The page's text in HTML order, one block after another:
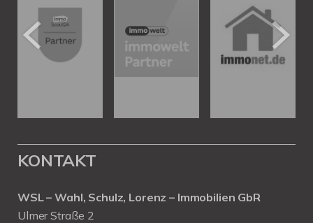
KONTAKT
WSL – Wahl, Schulz, Lorenz – Immobilien GbR
Ulmer Straße 2